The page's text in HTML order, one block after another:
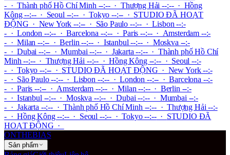
- · Thành phố Hồ Chí Minh --:-- · Thượng Hải --:-- · Hồng
Kông --:-- · Seoul --:-- · Tokyo --:-- · STUDIO ĐÃ HOẠT
ĐỘNG · New York --:-- · São Paulo --:-- · Lisbon --:-
- · London --:-- · Barcelona --:-- · Paris --:-- · Amsterdam --:-
- · Milan --:-- · Berlin --:-- · Istanbul --:-- · Moskva --:-
- · Dubai --:-- · Mumbai --:-- · Jakarta --:-- · Thành phố Hồ Chí
Minh --:-- · Thượng Hải --:-- · Hồng Kông --:-- · Seoul --:-
- · Tokyo --:-- · STUDIO ĐÃ HOẠT ĐỘNG · New York --:-
- · São Paulo --:-- · Lisbon --:-- · London --:-- · Barcelona --:-
- · Paris --:-- · Amsterdam --:-- · Milan --:-- · Berlin --:-
- · Istanbul --:-- · Moskva --:-- · Dubai --:-- · Mumbai --:-
- · Jakarta --:-- · Thành phố Hồ Chí Minh --:-- · Thượng Hải --:-
- · Hồng Kông --:-- · Seoul --:-- · Tokyo --:--· STUDIO ĐÃ
HOẠT ĐỘNG ·
ONTHEBIAS
Sản phẩm